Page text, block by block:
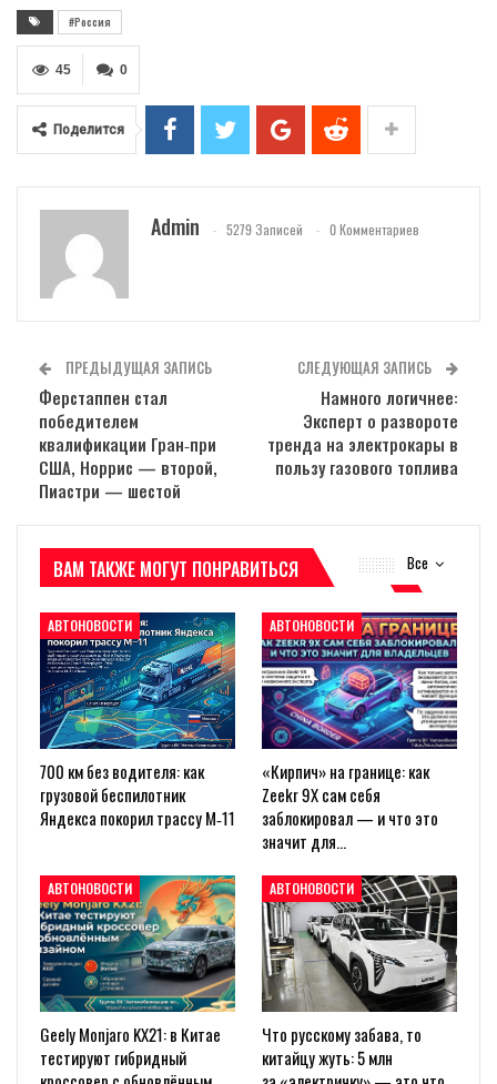
#Россия
0
45
Поделится
Admin 5279 Записей 0 Комментариев
ПРЕДЫДУЩАЯ ЗАПИСЬ
Ферстаппен стал
победителем
квалификации Гран‑при
США, Норрис — второй,
Пиастри — шестой
СЛЕДУЮЩАЯ ЗАПИСЬ
Намного логичнее:
Эксперт о развороте
тренда на электрокары в
пользу газового топлива
Все
ВАМ ТАКЖЕ МОГУТ ПОНРАВИТЬСЯ
АВТОНОВОСТИ
700 км без водителя: как
грузовой беспилотник
Яндекса покорил трассу М‑11
АВТОНОВОСТИ
«Кирпич» на границе: как
Zeekr 9X сам себя
заблокировал — и что это
значит для…
АВТОНОВОСТИ
Geely Monjaro KX21: в Китае
тестируют гибридный
АВТОНОВОСТИ
Что русскому забава, то
китайцу жуть: 5 млн